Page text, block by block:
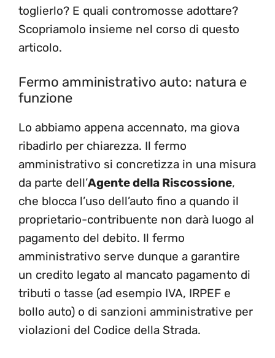
toglierlo? E quali contromosse adottare?
Scopriamolo insieme nel corso di questo
articolo.
Fermo amministrativo auto: natura e
funzione
Lo abbiamo appena accennato, ma giova
ribadirlo per chiarezza. Il fermo
amministrativo si concretizza in una misura
da parte dell’Agente della Riscossione,
che blocca l’uso dell’auto fino a quando il
proprietario-contribuente non darà luogo al
pagamento del debito. Il fermo
amministrativo serve dunque a garantire
un credito legato al mancato pagamento di
tributi o tasse (ad esempio IVA, IRPEF e
bollo auto) o di sanzioni amministrative per
violazioni del Codice della Strada.